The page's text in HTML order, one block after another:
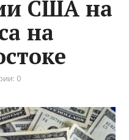
США на
на
0